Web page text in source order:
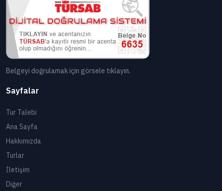
Belgeyi doğrulamak için görsele tıklayın.
Sayfalar
Tur Talebi
Ana Sayfa
Hakkımızda
Turlar
İletişim
Diğer